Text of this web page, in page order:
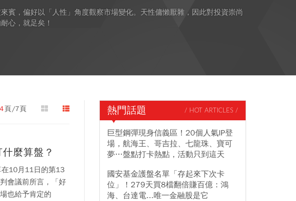
賓，偏好以「人性」角度觀察市場變化。天性傭懶厭雜，因此對投資崇尚
心，就足矣！
4頁/7頁
麼算盤？
10月11日的第13
會議前所言，「好
也給予肯定的
熱門話題 / HOT ARTICLES /
巨型鋼彈現身信義區！20個人氣IP登
場，航海王、哥吉拉、七龍珠、寶可
夢…盤點打卡熱點，活動只到這天
國安基金護盤名單「存起來下次卡
位」！279天買8檔翻倍賺百億：鴻
海、台達電...唯一金融股是它